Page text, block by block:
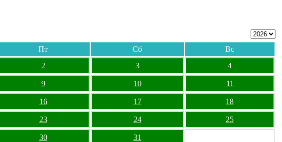
Пт Сб
Вс
2 3 4
9 10 11
16 17 18
23 24 25
30 31